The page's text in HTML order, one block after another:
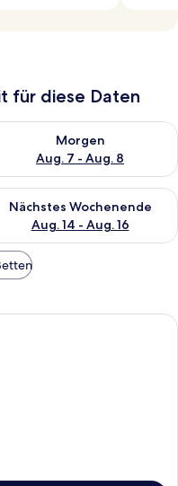
für diese Daten
Nacht, Aug. 6 - Aug. 7.
Morgen
Aug. 7 - Aug. 8
die Verfügbarkeit
Wochenende, Aug. 7
Nächstes Wochenende
Aug. 14 - Aug. 16
die Verfügbarkeit
modernes Hotelzimmer mit